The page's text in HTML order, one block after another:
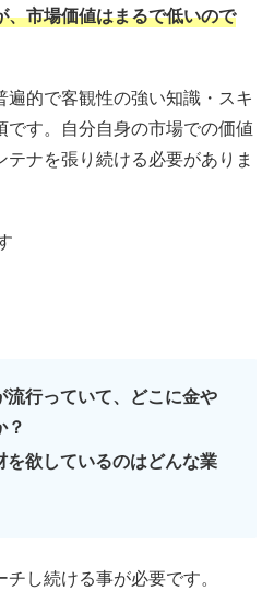
、市場価値はまるで低いので
的で客観性の強い知識・スキ
す。自分自身の市場での価値
ナを張り続ける必要がありま
行っていて、どこに金や
？
を欲しているのはどんな業
し続ける事が必要です。